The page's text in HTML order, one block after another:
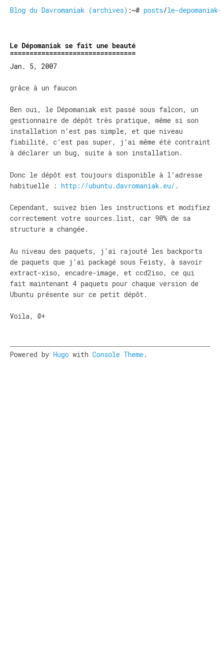
Blog du Davromaniak (archives) :~# posts/le-
Le Dépomaniak se fait une beauté
Jan. 5, 2007
grâce à un faucon
Ben oui, le Dépomaniak est passé sous falcon, un
gestionnaire de dépôt très pratique, même si son
installation n’est pas simple, et que niveau
fiabilité, c’est pas super, j’ai même été contraint
à déclarer un bug, suite à son installation.
Donc le dépôt est toujours disponible à l’adresse
habituelle : http://ubuntu.davromaniak.eu/ .
Cependant, suivez bien les instructions et modifiez
correctement votre sources.list, car 90% de sa
structure a changée.
Au niveau des paquets, j’ai rajouté les backports
de paquets que j’ai packagé sous Feisty, à savoir
extract-xiso, encadre-image, et ccd2iso, ce qui
fait maintenant 4 paquets pour chaque version de
Ubuntu présente sur ce petit dépôt.
Voila, @+
Powered by Hugo with Console Theme.